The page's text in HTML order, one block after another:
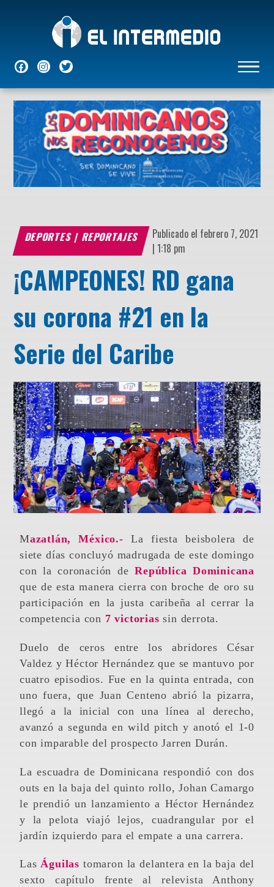
NACIONALES INTERNACIONALESECONÓMICASDEPORTES ENTRETENIMIENTO
DEPORTES | REPORTAJES
Publicado el febrero 7, 2021
| 1:18 pm
¡CAMPEONES! RD gana
su corona #21 en la
Serie del Caribe
Mazatlán, México.- La fiesta beisbolera de
siete días concluyó madrugada de este domingo
con la coronación deRepública Dominicana
que de esta manera cierra con broche de oro su
participación en la justa caribeña al cerrar la
competencia con 7 victorias sin derrota.
Duelo de ceros entre los abridores César
Valdez y Héctor Hernández que se mantuvo por
cuatro episodios. Fue en la quinta entrada, con
uno fuera, que Juan Centeno abrió la pizarra,
llegó a la inicial con una línea al derecho,
avanzó a segunda en wild pitch y anotó el 1-0
con imparable del prospecto Jarren Durán.
La escuadra de Dominicana respondió con dos
outs en la baja del quinto rollo, Johan Camargo
le prendió un lanzamiento a Héctor Hernández
y la pelota viajó lejos, cuadrangular por el
jardín izquierdo para el empate a una carrera.
LasÁguilas tomaron la delantera en la baja del
sexto capítulo frente al relevista Anthony